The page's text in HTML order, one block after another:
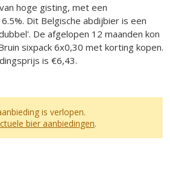
hoge gisting, met een
Dit Belgische abdijbier is een
De afgelopen 12 maanden kon
sixpack 6x0,30 met korting kopen.
is €6,43.
is verlopen.
bier aanbiedingen.